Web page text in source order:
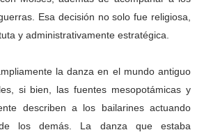
Esa decisión no solo fue religiosa,
y administrativamente estratégica.
la danza en el mundo antiguo
si bien, las fuentes mesopotámicas y
describen a los bailarines actuando
los demás. La danza que estaba